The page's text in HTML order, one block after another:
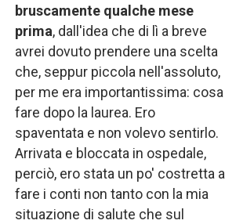
bruscamente qualche mese
prima, dall'idea che di lì a breve
avrei dovuto prendere una scelta
che, seppur piccola nell'assoluto,
per me era importantissima: cosa
fare dopo la laurea. Ero
spaventata e non volevo sentirlo.
Arrivata e bloccata in ospedale,
perciò, ero stata un po' costretta a
fare i conti non tanto con la mia
situazione di salute che sul